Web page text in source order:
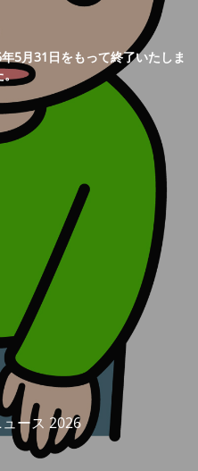
5月31日をもって終了いたしま
。
ース 2026